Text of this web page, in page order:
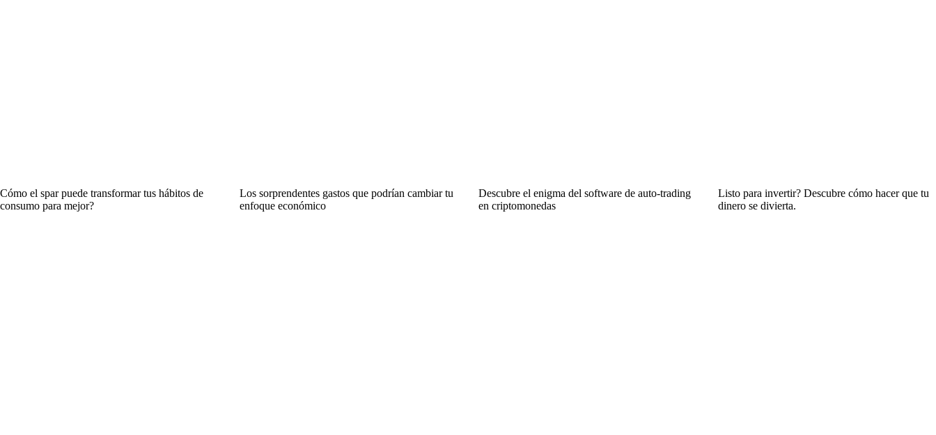
Cómo el spar puede transformar tus hábitos de
consumo para mejor?
Los sorprendentes gastos que podrían cambiar tu
enfoque económico
Descubre el enigma del software de auto-trading
en criptomonedas
Listo para invertir? Descubre cómo hacer que tu
dinero se divierta.